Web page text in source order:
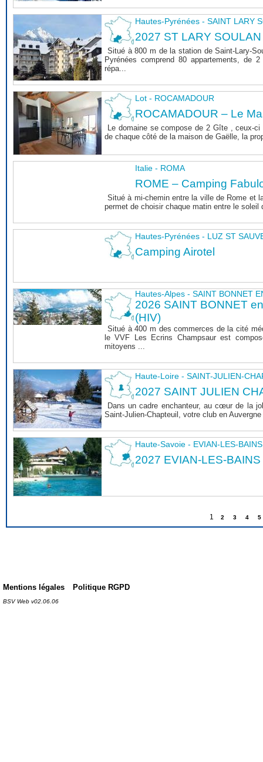
Hautes-Pyrénées - SAINT LARY
2027 ST LARY SOULAN
Situé à 800 m de la station de Saint-Lary-
Pyrénées comprend 80 appartements, de
répa...
Lot - ROCAMADOUR
ROCAMADOUR – Le
Le domaine se compose de 2 Gîte , ceux-
de chaque côté de la maison de Gaëlle, la
Italie - ROMA
ROME – Camping
Situé à mi-chemin entre la ville de Rome et
permet de choisir chaque matin entre le soleil
Hautes-Pyrénées - LUZ ST
Camping Airotel
Hautes-Alpes - SAINT BONNET
2026 SAINT BONNET
(HIV)
Situé à 400 m des commerces de la cité
le VVF Les Ecrins Champsaur est
mitoyens ...
Haute-Loire - SAINT-JULIEN-
2027 SAINT JULIEN
Dans un cadre enchanteur, au cœur de la
Saint-Julien-Chapteuil, votre club en
Haute-Savoie - EVIAN-LES-BAINS
2027 EVIAN-LES-BAINS
1 2 3 4 5
Mentions légales Politique RGPD
BSV Web v02.06.06